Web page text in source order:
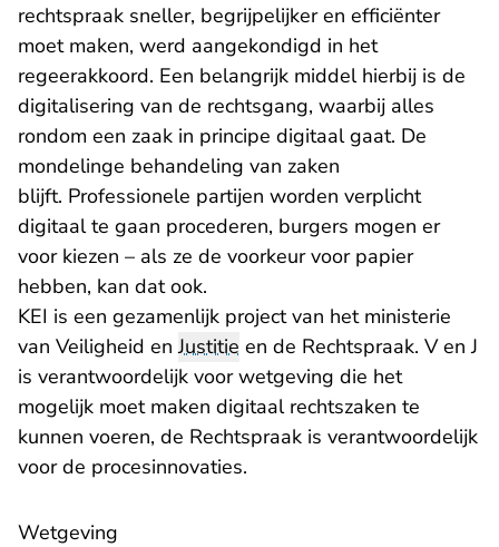
rechtspraak sneller, begrijpelijker en efficiënter
moet maken, werd aangekondigd in het
regeerakkoord. Een belangrijk middel hierbij is de
digitalisering van de rechtsgang, waarbij alles
rondom een zaak in principe digitaal gaat. De
mondelinge behandeling van zaken
blijft. Professionele partijen worden verplicht
digitaal te gaan procederen, burgers mogen er
voor kiezen – als ze de voorkeur voor papier
hebben, kan dat ook.
KEI is een gezamenlijk project van het ministerie
van Veiligheid enJustitie en de Rechtspraak. V en J
is verantwoordelijk voor wetgeving die het
mogelijk moet maken digitaal rechtszaken te
kunnen voeren, de Rechtspraak is verantwoordelijk
voor de procesinnovaties.
Wetgeving